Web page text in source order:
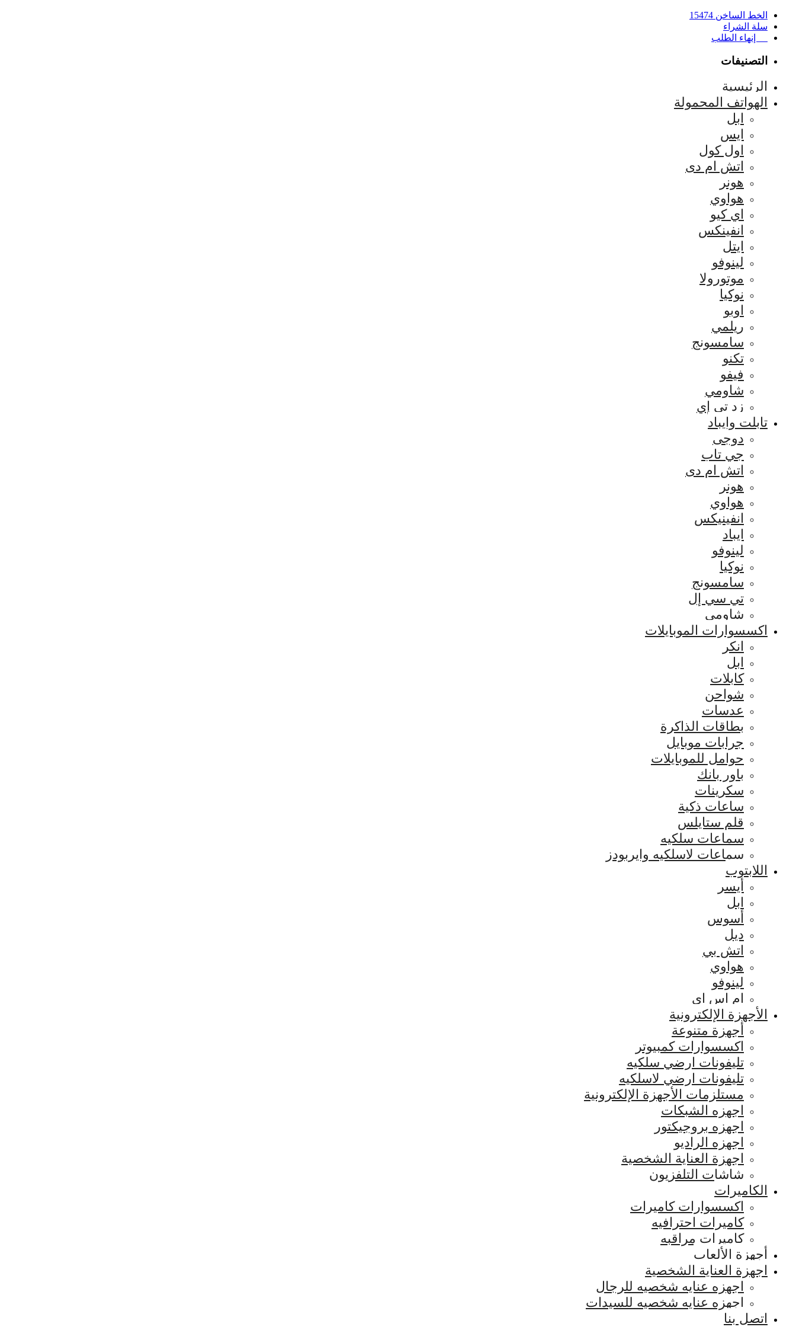
الخط الساخن 15474
سلة الشراء
إنهاء الطلب
التصنيفات
الرئيسية
الهواتف المحمولة
ابل
ايس
اول كول
اتش ام دى
هونر
هواوي
اي كيو
انفينكس
ايتل
لينوفو
موتورولا
نوكيا
اوبو
ريلمي
سامسونج
تكنو
فيفو
شاومي
زد تي إي
تابلت وايباد
دوجى
جي تاب
اتش ام دى
هونر
هواوي
انفينيكس
ايباد
لينوفو
نوكيا
سامسونج
تي سي إل
شاومي
اكسسوارات الموبايلات
انكر
ابل
كابلات
شواحن
عدسات
بطاقات الذاكرة
جرابات موبايل
حوامل للموبايلات
باور بانك
سكرينات
ساعات ذكية
قلم ستايلس
سماعات سلكيه
سماعات لاسلكيه وايربودز
اللابتوب
أيسر
ابل
أسوس
ديل
اتش بي
هواوي
لينوفو
ام اس اي
الأجهزة الإلكترونية
أجهزة متنوعة
اكسسوارات كمبيوتر
تليفونات ارضي سلكيه
تليفونات ارضي لاسلكيه
مستلزمات الأجهزة الإلكترونية
اجهزه الشبكات
اجهزه بروجيكتور
اجهزه الراديو
اجهزة العناية الشخصية
شاشات التلفزيون
الكاميرات
اكسسوارات كاميرات
كاميرات احترافيه
كاميرات مراقبه
أجهزة الألعاب
اجهزة العناية الشخصية
اجهزه عنايه شخصيه للرجال
اجهزه عنايه شخصيه للسيدات
اتصل بنا